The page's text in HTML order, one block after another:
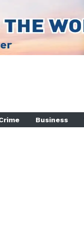
Business